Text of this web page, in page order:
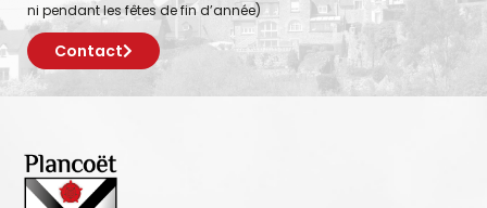
ni pendant les fêtes de fin d’année)
Contact